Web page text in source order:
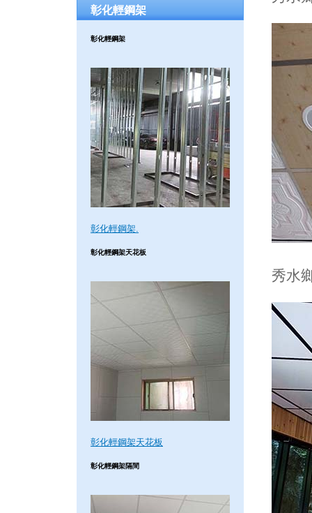
彰化輕鋼架
彰化輕鋼架
彰化輕鋼架.
彰化輕鋼架天花板
彰化輕鋼架天花板
彰化輕鋼架隔間
秀水